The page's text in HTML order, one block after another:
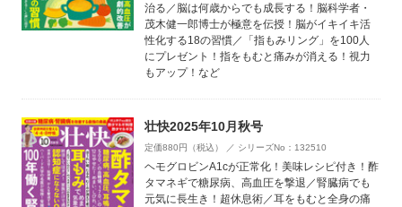
治る／脳は何歳からでも成長する！脳科学者・
茂木健一郎博士が極意を伝授！脳がイキイキ活
性化する18の習慣／「指もみリング」を100人
にプレゼント！指をもむと痛みが消える！視力
もアップ！など
壮快2025年10月秋号
定価880円（税込） ／ シリーズNo：132510
ヘモグロビンA1cが正常化！美味レシピ付き！酢
タマネギで糖尿病、高血圧を撃退／腎臓病でも
元気に長生き！超休息術／耳をもむと全身の痛